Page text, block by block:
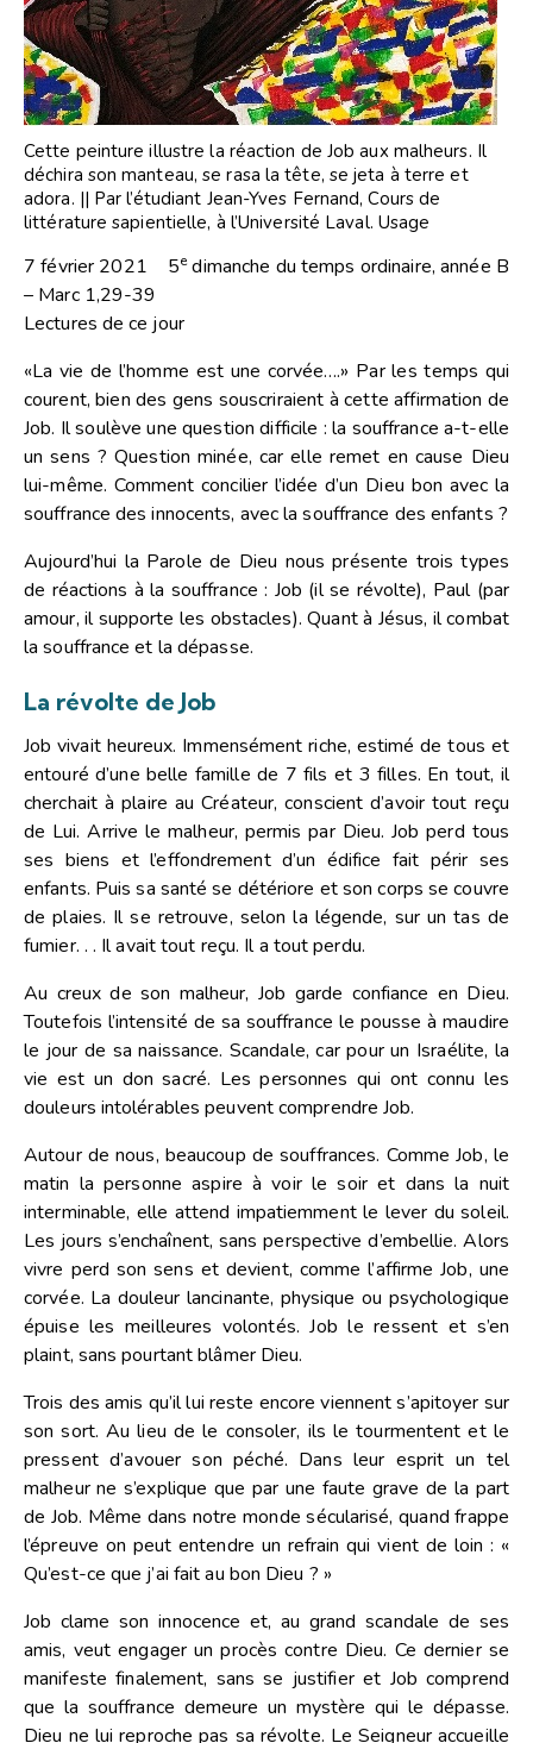
Cette peinture illustre la réaction de Job aux malheurs. Il
déchira son manteau, se rasa la tête, se jeta à terre et
adora. || Par l’étudiant Jean-Yves Fernand, Cours de
littérature sapientielle, à l’Université Laval. Usage
biblique de la même université.
7 février 2021 5edimanche du temps ordinaire, année B
– Marc 1,29-39
Lectures de ce jour
«La vie de l’homme est une corvée….» Par les temps qui
courent, bien des gens souscriraient à cette affirmation de
Job. Il soulève une question difficile : la souffrance a-t-elle
un sens ? Question minée, car elle remet en cause Dieu
lui-même. Comment concilier l’idée d’un Dieu bon avec la
souffrance des innocents, avec la souffrance des enfants ?
Aujourd’hui la Parole de Dieu nous présente trois types
de réactions à la souffrance : Job (il se révolte), Paul (par
amour, il supporte les obstacles). Quant à Jésus, il combat
la souffrance et la dépasse.
La révolte de Job
Job vivait heureux. Immensément riche, estimé de tous et
entouré d’une belle famille de 7 fils et 3 filles. En tout, il
cherchait à plaire au Créateur, conscient d’avoir tout reçu
de Lui. Arrive le malheur, permis par Dieu. Job perd tous
ses biens et l’effondrement d’un édifice fait périr ses
enfants. Puis sa santé se détériore et son corps se couvre
de plaies. Il se retrouve, selon la légende, sur un tas de
fumier. . . Il avait tout reçu. Il a tout perdu.
Au creux de son malheur, Job garde confiance en Dieu.
Toutefois l’intensité de sa souffrance le pousse à maudire
le jour de sa naissance. Scandale, car pour un Israélite, la
vie est un don sacré. Les personnes qui ont connu les
douleurs intolérables peuvent comprendre Job.
Autour de nous, beaucoup de souffrances. Comme Job, le
matin la personne aspire à voir le soir et dans la nuit
interminable, elle attend impatiemment le lever du soleil.
Les jours s’enchaînent, sans perspective d’embellie. Alors
vivre perd son sens et devient, comme l’affirme Job, une
corvée. La douleur lancinante, physique ou psychologique
épuise les meilleures volontés. Job le ressent et s’en
plaint, sans pourtant blâmer Dieu.
Trois des amis qu’il lui reste encore viennent s’apitoyer sur
son sort. Au lieu de le consoler, ils le tourmentent et le
pressent d’avouer son péché. Dans leur esprit un tel
malheur ne s’explique que par une faute grave de la part
de Job. Même dans notre monde sécularisé, quand frappe
l’épreuve on peut entendre un refrain qui vient de loin : «
Qu’est-ce que j’ai fait au bon Dieu ? »
Job clame son innocence et, au grand scandale de ses
amis, veut engager un procès contre Dieu. Ce dernier se
manifeste finalement, sans se justifier et Job comprend
que la souffrance demeure un mystère qui le dépasse.
Dieu ne lui reproche pas sa révolte. Le Seigneur accueille